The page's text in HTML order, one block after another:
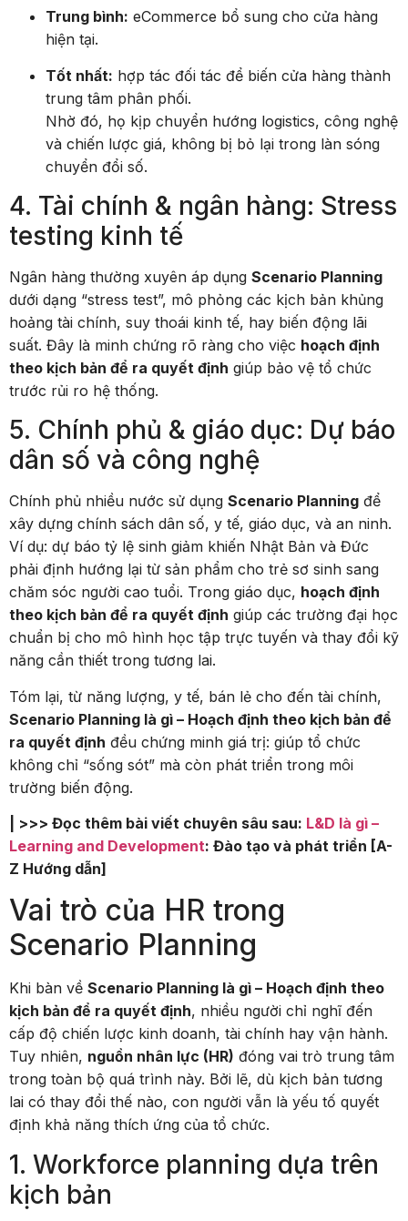
Trung bình: eCommerce bổ sung cho cửa hàng
hiện tại.
Tốt nhất: hợp tác đối tác để biến cửa hàng thành
trung tâm phân phối.
Nhờ đó, họ kịp chuyển hướng logistics, công nghệ
và chiến lược giá, không bị bỏ lại trong làn sóng
chuyển đổi số.
4. Tài chính & ngân hàng: Stress
testing kinh tế
Ngân hàng thường xuyên áp dụng Scenario Planning
dưới dạng “stress test”, mô phỏng các kịch bản khủng
hoảng tài chính, suy thoái kinh tế, hay biến động lãi
suất. Đây là minh chứng rõ ràng cho việc hoạch định
theo kịch bản để ra quyết định giúp bảo vệ tổ chức
trước rủi ro hệ thống.
5. Chính phủ & giáo dục: Dự báo
dân số và công nghệ
Chính phủ nhiều nước sử dụng Scenario Planning để
xây dựng chính sách dân số, y tế, giáo dục, và an ninh.
Ví dụ: dự báo tỷ lệ sinh giảm khiến Nhật Bản và Đức
phải định hướng lại từ sản phẩm cho trẻ sơ sinh sang
chăm sóc người cao tuổi. Trong giáo dục, hoạch định
theo kịch bản để ra quyết định giúp các trường đại học
chuẩn bị cho mô hình học tập trực tuyến và thay đổi kỹ
năng cần thiết trong tương lai.
Tóm lại, từ năng lượng, y tế, bán lẻ cho đến tài chính,
Scenario Planning là gì – Hoạch định theo kịch bản để
ra quyết định đều chứng minh giá trị: giúp tổ chức
không chỉ “sống sót” mà còn phát triển trong môi
trường biến động.
| >>> Đọc thêm bài viết chuyên sâu sau: L&D là gì –
Learning and Development: Đào tạo và phát triển [A-
Z Hướng dẫn]
Vai trò của HR trong
Scenario Planning
Khi bàn về Scenario Planning là gì – Hoạch định theo
kịch bản để ra quyết định , nhiều người chỉ nghĩ đến
cấp độ chiến lược kinh doanh, tài chính hay vận hành.
Tuy nhiên, nguồn nhân lực (HR) đóng vai trò trung tâm
trong toàn bộ quá trình này. Bởi lẽ, dù kịch bản tương
lai có thay đổi thế nào, con người vẫn là yếu tố quyết
định khả năng thích ứng của tổ chức.
1. Workforce planning dựa trên
kịch bản